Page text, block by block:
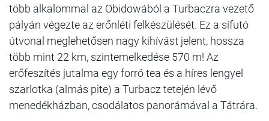
több alkalommal az Obidowából a Turbaczra vezető
pályán végezte az erőnléti felkészülését. Ez a sífutó
útvonal meglehetősen nagy kihívást jelent, hossza
több mint 22 km, szintemelkedése 570 m! Az
erőfeszítés jutalma egy forró tea és a híres lengyel
szarlotka (almás pite) a Turbacz tetején lévő
menedékházban, csodálatos panorámával a Tátrára.